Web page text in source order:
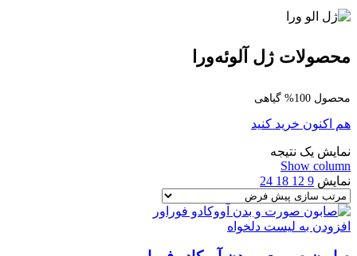
محصولات ژل آلوئه‌ورا
محصول 100% گیاهی
هم اکنون خرید کنید
نمایش یک نتیجه
Show column
نمایش 9
12
18
24
افزودن به لیست دلخواه